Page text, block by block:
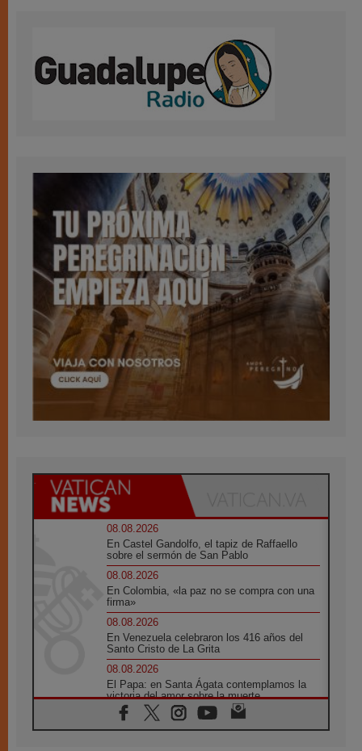
08.08.2026
En Castel Gandolfo, el tapiz de Raffaello
sobre el sermón de San Pablo
08.08.2026
En Colombia, «la paz no se compra con una
firma»
08.08.2026
En Venezuela celebraron los 416 años del
Santo Cristo de La Grita
08.08.2026
El Papa: en Santa Ágata contemplamos la
victoria del amor sobre la muerte
08.08.2026
León XIV visitará el Santuario de la Madre